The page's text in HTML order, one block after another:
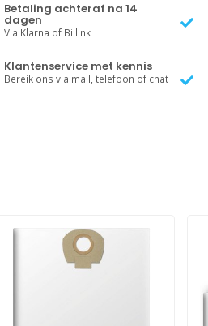
Betaling achteraf na 14
dagen
Via Klarna of Billink
Klantenservice met kennis
Bereik ons via mail, telefoon of chat